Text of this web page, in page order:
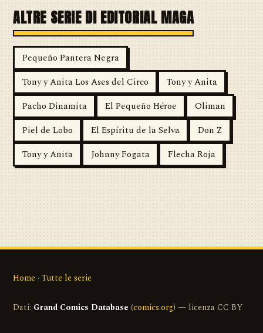
ALTRE SERIE DI EDITORIAL MAGA
Pequeño Pantera Negra
Tony y Anita Los Ases del Circo
Tony y Anita
Pacho Dinamita
El Pequeño Héroe
Oliman
Piel de Lobo
El Espíritu de la Selva
Don Z
Tony y Anita
Johnny Fogata Flecha Roja
Home · Tutte le serie
Dati: Grand Comics Database (comics.org) — licenza CC BY